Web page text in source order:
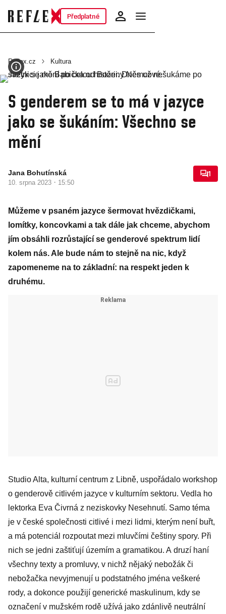
Předplatné
Reflex.cz Kultura
S genderem se to má v jazyce
jako se šukáním: Všechno se
mění
Jana Bohutínská
10. srpna 2023 · 15:50
1
Můžeme v psaném jazyce šermovat hvězdičkami,
lomítky, koncovkami a tak dále jak chceme, abychom
jím obsáhli rozrůstající se genderové spektrum lidí
kolem nás. Ale bude nám to stejně na nic, když
zapomeneme na to základní: na respekt jeden k
druhému.
Studio Alta, kulturní centrum z Libně, uspořádalo workshop
o genderově citlivém jazyce v kulturním sektoru. Vedla ho
lektorka Eva Čivrná z neziskovky Nesehnutí. Samo téma
je v české společnosti citlivé i mezi lidmi, kterým není buřt,
a má potenciál rozpoutat mezi mluvčími češtiny spory. Při
nich se jedni zaštiťují územím a gramatikou. A druzí haní
všechny texty a promluvy, v nichž nějaký nebožák či
nebožačka nevyjmenují u podstatného jména veškeré
rody, a dokonce použijí generické maskulinum, kdy se
označení v mužském rodě užívá jako zdánlivě neutrální